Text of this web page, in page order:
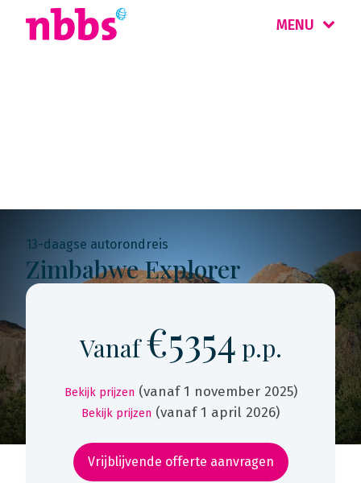
MENU
13-daagse autorondreis
Zimbabwe Explorer
Vanaf€5354 p.p.
Bekijk prijzen (vanaf 1 november 2025)
Bekijk prijzen (vanaf 1 april 2026)
Vrijblijvende offerte aanvragen